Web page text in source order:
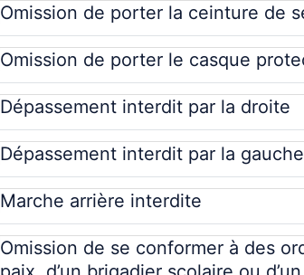
Omission de porter la ceinture de
Omission de porter le casque
Dépassement interdit par la droite
Dépassement interdit par la gauche
Marche arrière interdite
Omission de se conformer à des